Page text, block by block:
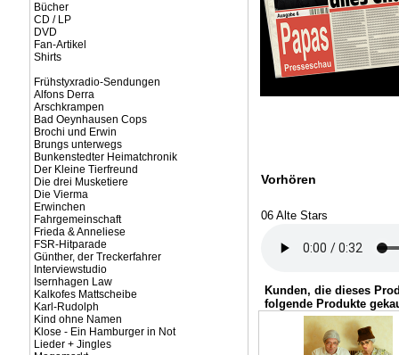
Bücher
CD / LP
DVD
Fan-Artikel
Shirts
Frühstyxradio-Sendungen
Alfons Derra
Arschkrampen
Bad Oeynhausen Cops
Brochi und Erwin
Brungs unterwegs
Bunkenstedter Heimatchronik
Der Kleine Tierfreund
Die drei Musketiere
Die Vierma
Erwinchen
Fahrgemeinschaft
Frieda & Anneliese
FSR-Hitparade
Günther, der Treckerfahrer
Interviewstudio
Isernhagen Law
Kalkofes Mattscheibe
Karl-Rudolph
Kind ohne Namen
Klose - Ein Hamburger in Not
Lieder + Jingles
Vorhören
06 Alte Stars
Kunden, die dieses
folgende Produkte